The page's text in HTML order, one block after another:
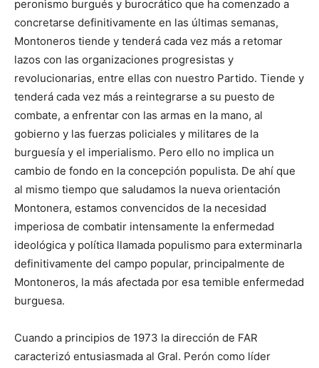
peronismo burgués y burocrático que ha comenzado a
concretarse definitivamente en las últimas semanas,
Montoneros tiende y tenderá cada vez más a retomar
lazos con las organizaciones progresistas y
revolucionarias, entre ellas con nuestro Partido. Tiende y
tenderá cada vez más a reintegrarse a su puesto de
combate, a enfrentar con las armas en la mano, al
gobierno y las fuerzas policiales y militares de la
burguesía y el imperialismo. Pero ello no implica un
cambio de fondo en la concepción populista. De ahí que
al mismo tiempo que saludamos la nueva orientación
Montonera, estamos convencidos de la necesidad
imperiosa de combatir intensamente la enfermedad
ideológica y política llamada populismo para exterminarla
definitivamente del campo popular, principalmente de
Montoneros, la más afectada por esa temible enfermedad
burguesa.
Cuando a principios de 1973 la dirección de FAR
caracterizó entusiasmada al Gral. Perón como líder